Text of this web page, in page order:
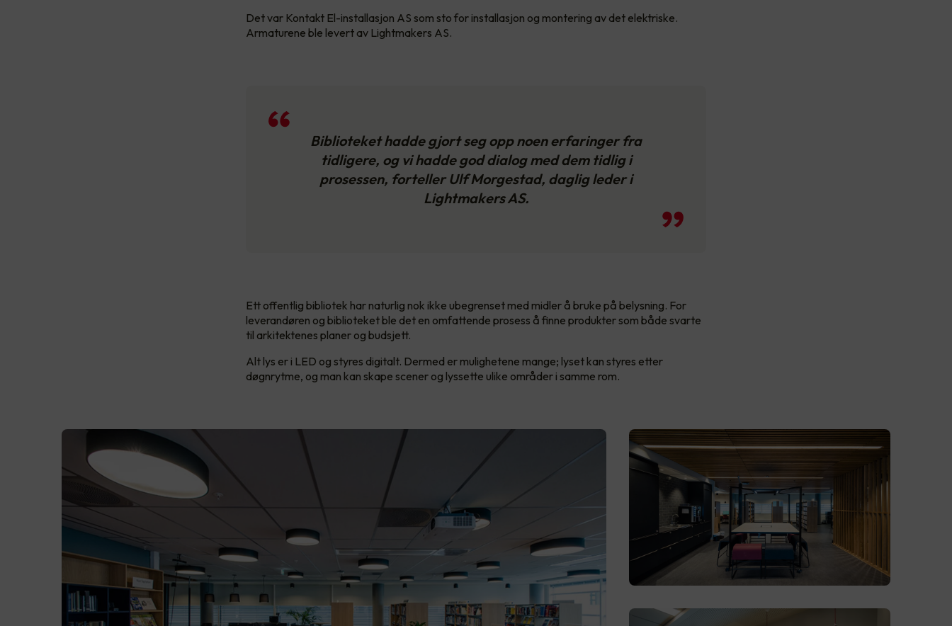
Det var Kontakt El-installasjon AS som sto for installasjon og montering av det elektriske.
Armaturene ble levert av Lightmakers AS.
Biblioteket hadde gjort seg opp noen erfaringer fra
tidligere, og vi hadde god dialog med dem tidlig i
prosessen, forteller Ulf Morgestad, daglig leder i
Lightmakers AS.
Ett offentlig bibliotek har naturlig nok ikke ubegrenset med midler å bruke på belysning. For
leverandøren og biblioteket ble det en omfattende prosess å finne produkter som både svarte
til arkitektenes planer og budsjett.
Alt lys er i LED og styres digitalt. Dermed er mulighetene mange; lyset kan styres etter
døgnrytme, og man kan skape scener og lyssette ulike områder i samme rom.